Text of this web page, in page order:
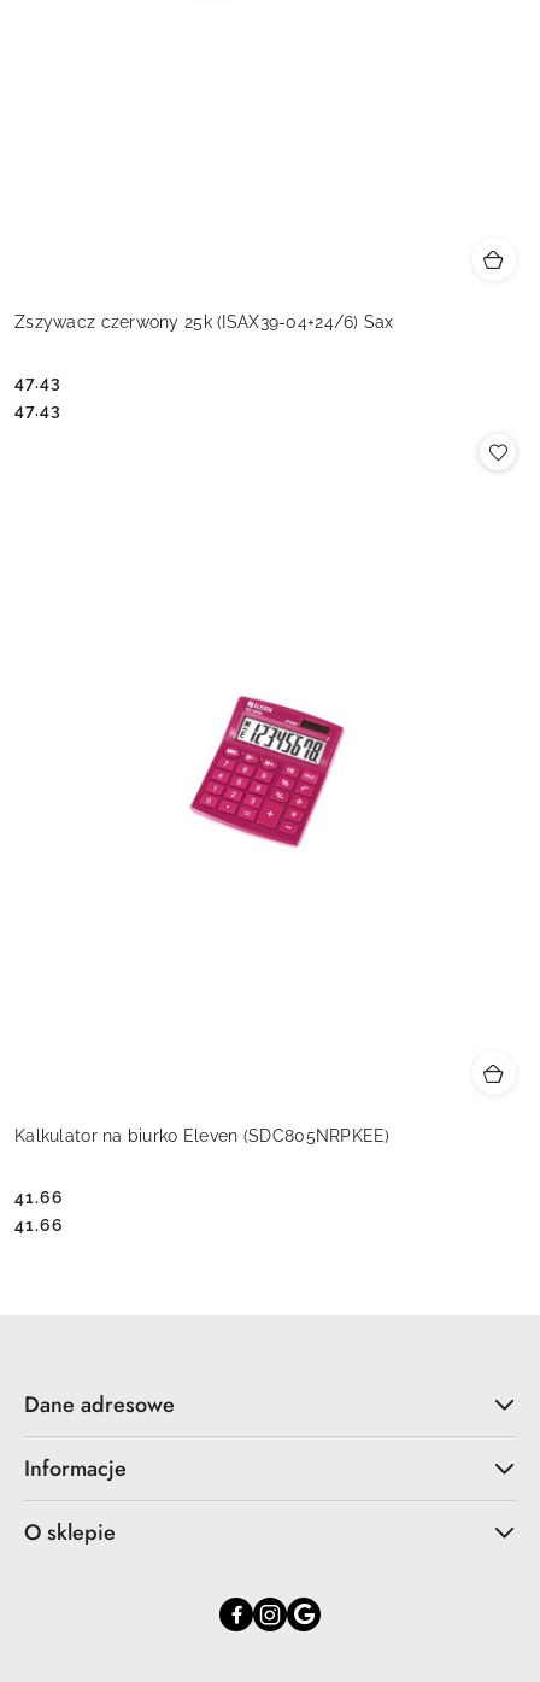
Zszywacz czerwony 25k (ISAX39-04+24/6) Sax
Cena:
47.43
Cena:
47.43
Kalkulator na biurko Eleven (SDC805NRPKEE)
Cena:
41.66
Cena:
41.66
Dane adresowe
Informacje
O sklepie